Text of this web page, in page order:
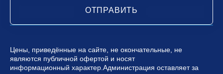
ОТПРАВИТЬ
Цены, приведённые на сайте, не окончательные, не
являются публичной офертой и носят
информационный характер.Администрация оставляет за